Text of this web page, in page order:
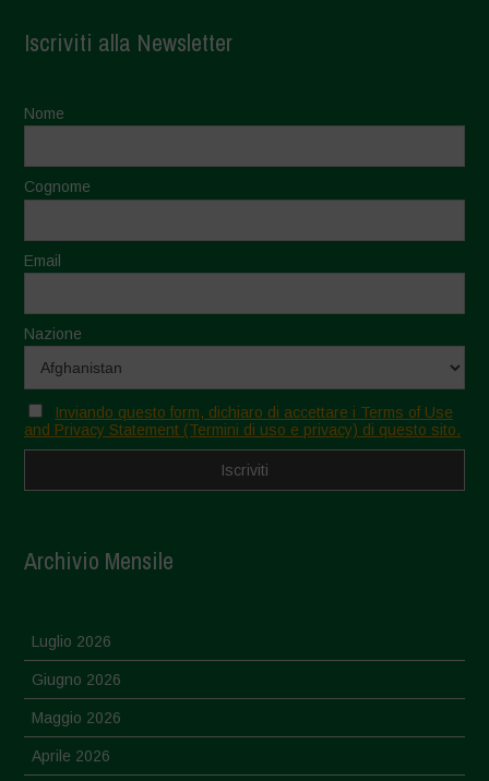
Iscriviti alla Newsletter
Nome
Cognome
Email
Nazione
Inviando questo form, dichiaro di accettare i Terms of Use
and Privacy Statement (Termini di uso e privacy) di questo sito.
Archivio Mensile
Luglio 2026
Giugno 2026
Maggio 2026
Aprile 2026